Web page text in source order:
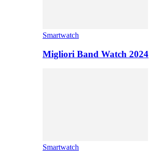
Smartwatch
Migliori Band Watch 2024
Smartwatch